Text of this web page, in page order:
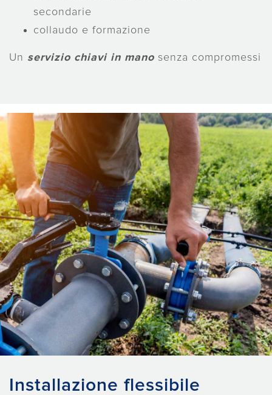
secondarie
collaudo e formazione
Un servizio chiavi in mano senza compromessi
Installazione flessibile